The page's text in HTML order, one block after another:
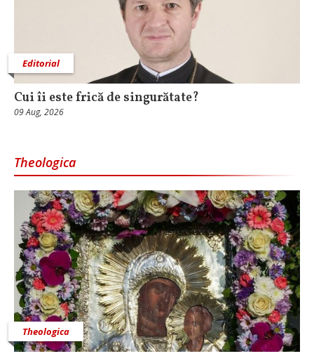
Editorial
Cui îi este frică de singurătate?
09 Aug, 2026
Theologica
Theologica